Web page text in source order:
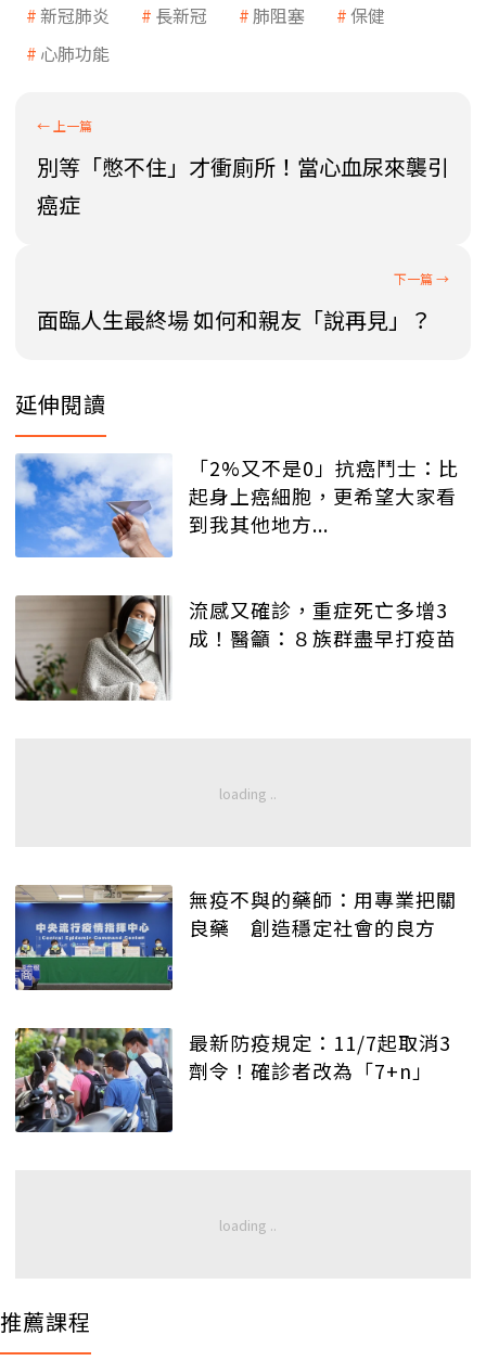
新冠肺炎 長新冠 肺阻塞
保健
心肺功能
別等「憋不住」才衝廁所！當心血尿來襲引
癌症
面臨人生最終場 如何和親友「說再見」？
延伸閱讀
「2%又不是0」抗癌鬥士：比
起身上癌細胞，更希望大家看
到我其他地方...
流感又確診，重症死亡多增3
成！醫籲：８族群盡早打疫苗
無疫不與的藥師：用專業把關
良藥 創造穩定社會的良方
最新防疫規定：11/7起取消3
劑令！確診者改為「7+n」
推薦課程